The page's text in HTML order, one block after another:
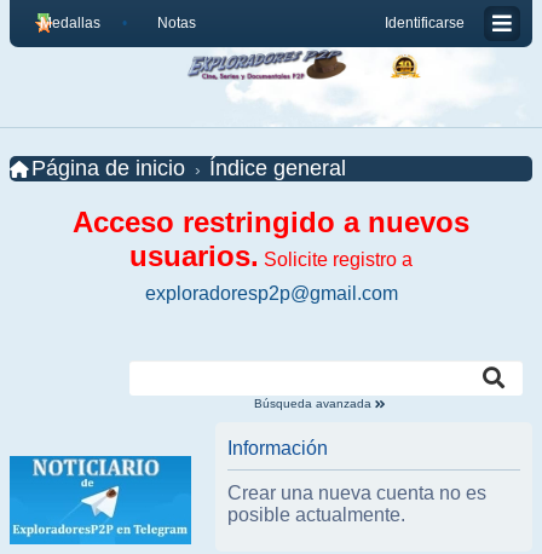
Identificarse
Medallas Notas
Página de inicio Índice general
Acceso restringido a nuevos
usuarios. Solicite registro a
exploradoresp2p@gmail.com
Búsqueda avanzada
Información
Crear una nueva cuenta no es
posible actualmente.